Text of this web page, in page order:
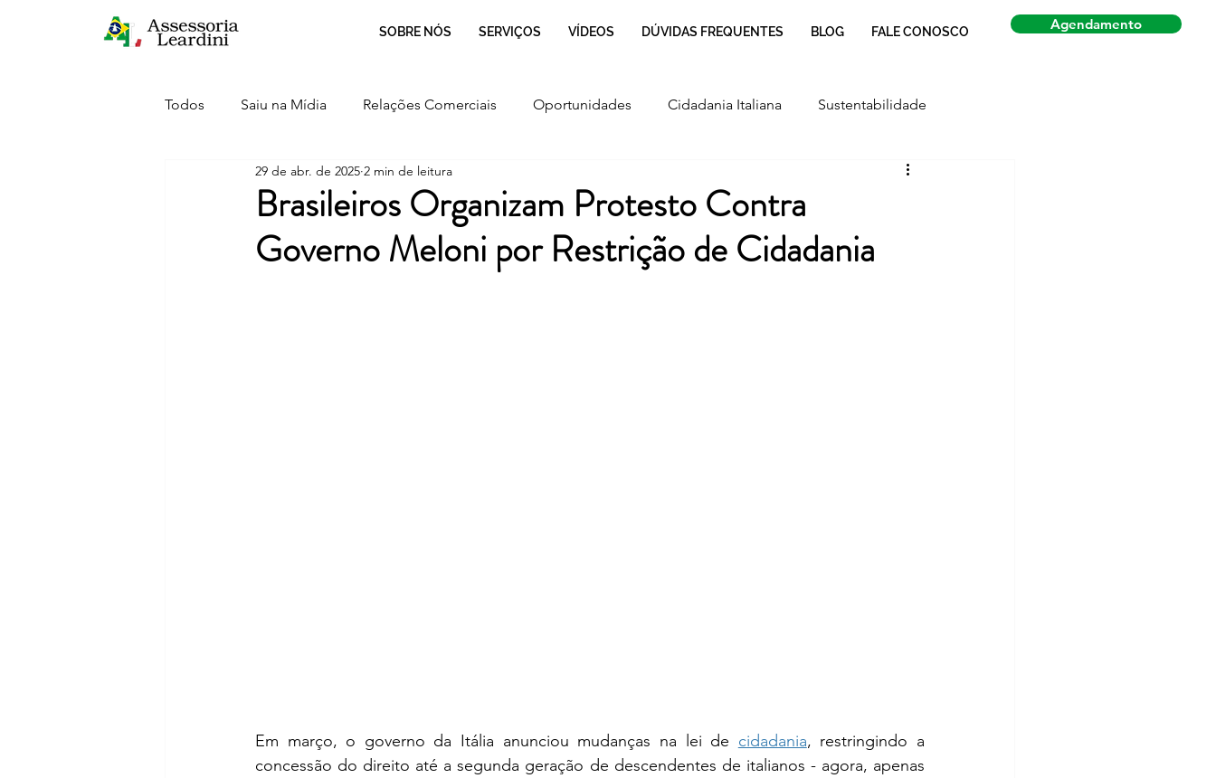
SOBRE NÓS SERVIÇOS VÍDEOS DÚVIDAS FREQUENTES BLOG FALE CONOSCO Agendamento
Todos Saiu na Mídia Relações Comerciais Oportunidades Cidadania Italiana Sustentabilidade
Crescimento Curiosidades Cultura
Inovação
Brasileiros Organizam Protesto Contra
Governo Meloni por Restrição de Cidadania
29 de abr. de 2025 2 min de leitura
Em março, o governo da Itália anunciou mudanças na lei de cidadania, restringindo a
concessão do direito até a segunda geração de descendentes de italianos - agora, apenas